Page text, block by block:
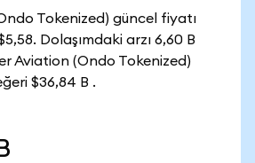
Tokenized) güncel fiyatı
Dolaşımdaki arzı 6,60 B
Aviation (Ondo Tokenized)
$36,84 B .